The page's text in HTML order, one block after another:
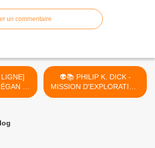
un commentaire
-
OR
👽📚 PHILIP K. DICK -
MISSION D'EXPLORATION
(SURVEY TEAM, 1953*) >